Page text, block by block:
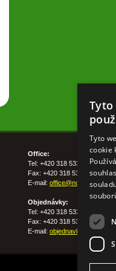
Office:
Tel: +420 318 533 511
Fax: +420 318 533 513
E-mail:
Objednávky:
Tel: +420 318 533 533
Fax: +420 318 533 538
E-mail:
Tyto
cookie